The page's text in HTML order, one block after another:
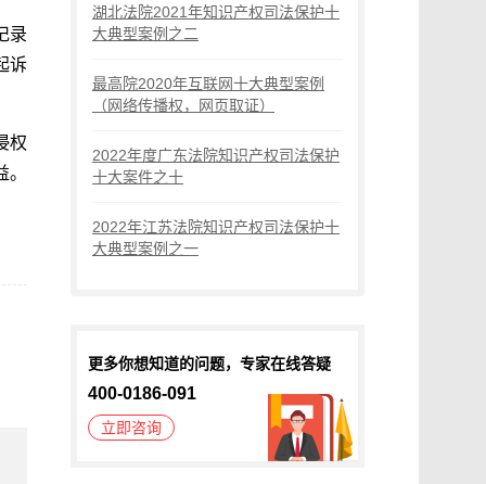
录
诉
权
湖北法院2021年知识产权司法保护十
大典型案例之二
最高院2020年互联网十大典型案例
（网络传播权，网页取证）
2022年度广东法院知识产权司法保护
十大案件之十
2022年江苏法院知识产权司法保护十
大典型案例之一
更多你想知道的问题，专家在线答疑
400-0186-091
立即咨询